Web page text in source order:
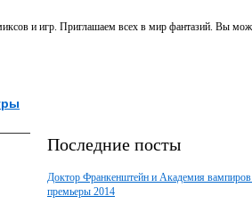
и игр. Приглашаем всех в мир фантазий. Вы
Последние посты
Доктор Франкенштейн и Академия
премьеры 2014